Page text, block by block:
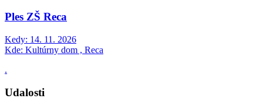
Ples ZŠ Reca
Kedy: 14. 11. 2026
Kde: Kultúrny dom , Reca
.
Udalosti